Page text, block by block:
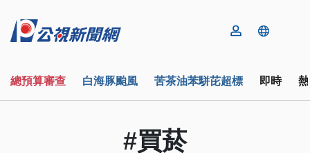
總預算審查 白海豚颱風 苦茶油苯駢芘超標 即時
#買菸